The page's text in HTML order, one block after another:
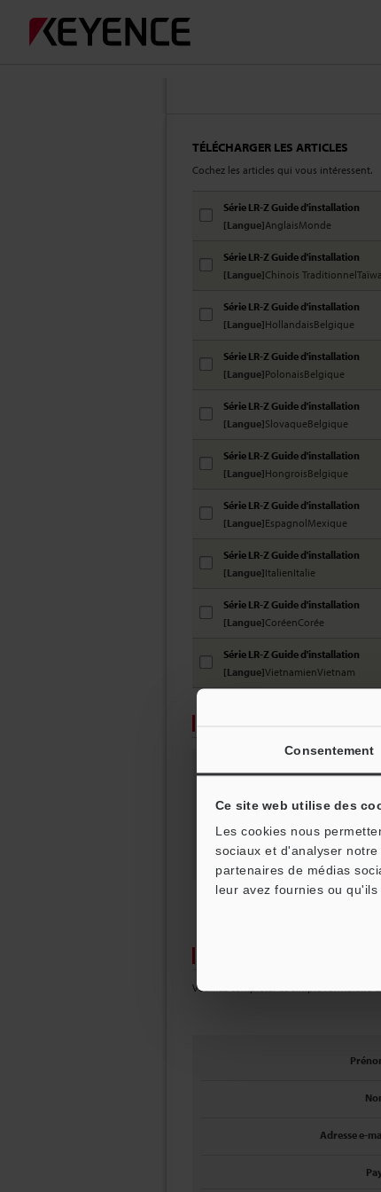
Consentement
Ce site web utilise des
Les cookies nous
sociaux et d'analyser
partenaires de médias
leur avez fournies ou
TÉLÉCHARGER LES ARTICLES
Cochez les articles qui vous intéressent.
Série LR-Z Guide d'installation
[Langue]AnglaisMonde
Série LR-Z Guide d'installation
[Langue]Chinois
Série LR-Z Guide d'installation
[Langue]HollandaisBelgique
Série LR-Z Guide d'installation
[Langue]PolonaisBelgique
Série LR-Z Guide d'installation
[Langue]SlovaqueBelgique
Série LR-Z Guide d'installation
[Langue]HongroisBelgique
Série LR-Z Guide d'installation
[Langue]EspagnolMexique
Série LR-Z Guide d'installation
[Langue]ItalienItalie
Série LR-Z Guide d'installation
[Langue]CoréenCorée
Série LR-Z Guide d'installation
[Langue]VietnamienVietnam
Veuillez compléter ce simple formulaire
Adresse e-